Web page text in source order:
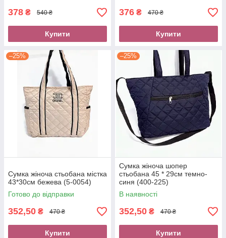
378 ₴ 540 ₴
Купити
376 ₴ 470 ₴
Купити
–25%
Сумка жіноча стьобана містка
43*30см бежева (5-0054)
Готово до відправки
352,50 ₴ 470 ₴
Купити
–25%
Сумка жіноча шопер
стьобана 45 * 29см темно-
синя (400-225)
В наявності
352,50 ₴ 470 ₴
Купити